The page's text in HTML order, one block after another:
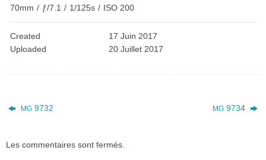
70mm / ƒ/7.1 / 1/125s / ISO 200
Created
17 Juin 2017
Uploaded
20 Juillet 2017
MG 9732 MG9734
Les commentaires sont fermés.